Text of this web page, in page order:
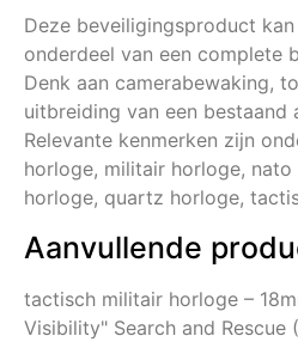
Deze beveiligingsproduct
onderdeel van een complete
Denk aan camerabewaking,
uitbreiding van een bestaand
Relevante kenmerken zijn
horloge, militair horloge,
horloge, quartz horloge,
Aanvullende
tactisch militair horloge –
Visibility" Search and Rescue